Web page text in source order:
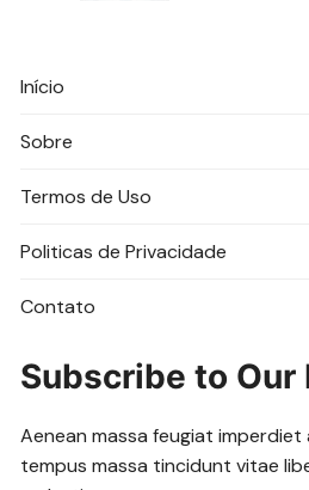
Início
Sobre
Termos de Uso
Politicas de Privacidade
Contato
Subscribe to
Aenean massa feugiat
tempus massa tincidunt vitae